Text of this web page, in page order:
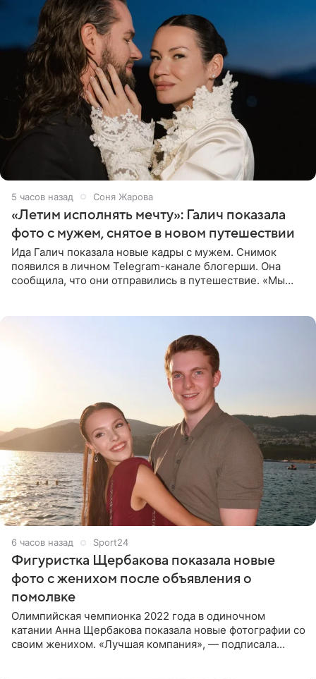
5 часов назад Соня Жарова
«Летим исполнять мечту»: Галич показала
фото с мужем, снятое в новом путешествии
Ида Галич показала новые кадры с мужем. Снимок
появился в личном Telegram-канале блогерши. Она
сообщила, что они отправились в путешествие. «Мы
6 часов назад Sport24
Фигуристка Щербакова показала новые
фото с женихом после объявления о
помолвке
Олимпийская чемпионка 2022 года в одиночном
катании Анна Щербакова показала новые фотографии со
своим женихом. «Лучшая компания», — подписала